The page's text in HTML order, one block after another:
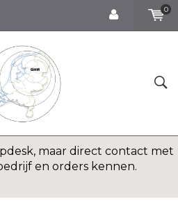
0
heldere antwoorden en
over bestellingen en